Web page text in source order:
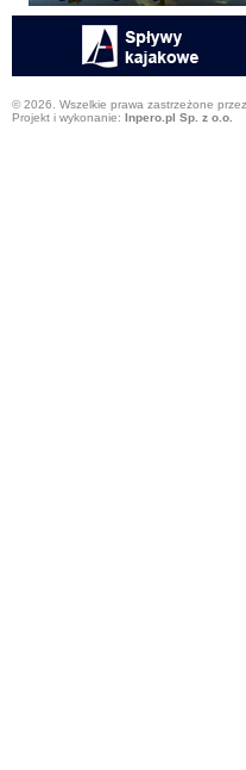
© 2026. Wszelkie prawa zastrzeżone
Projekt i wykonanie: Inpero.pl Sp. z o.o.